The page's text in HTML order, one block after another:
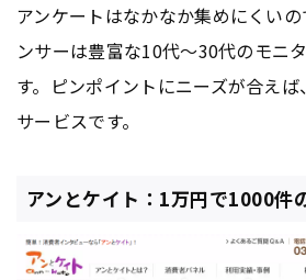
アンケートはなかなか集めにくい
ンサーは豊富な10代〜30代のモニ
す。ピンポイントにニーズが合え
サービスです。
アンとケイト：1万円で1000件